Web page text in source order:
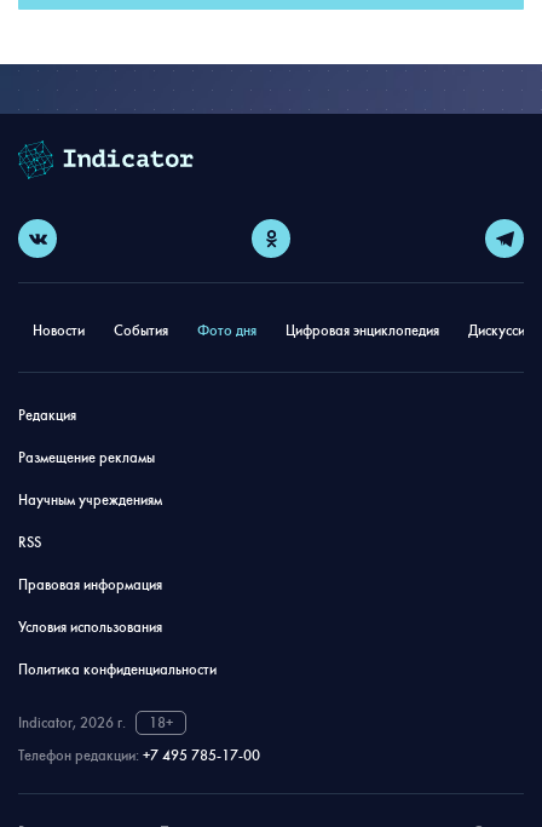
Новости События Фото дня Цифровая энциклопедия
Редакция
Размещение рекламы
Научным учреждениям
RSS
Правовая информация
Условия использования
Политика конфиденциальности
Indicator, 2026 г.
18+
Телефон редакции: +7 495 785-17-00